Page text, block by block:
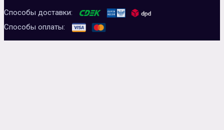
Способы доставки:
Способы оплаты: